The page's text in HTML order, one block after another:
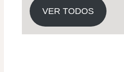
VER TODOS